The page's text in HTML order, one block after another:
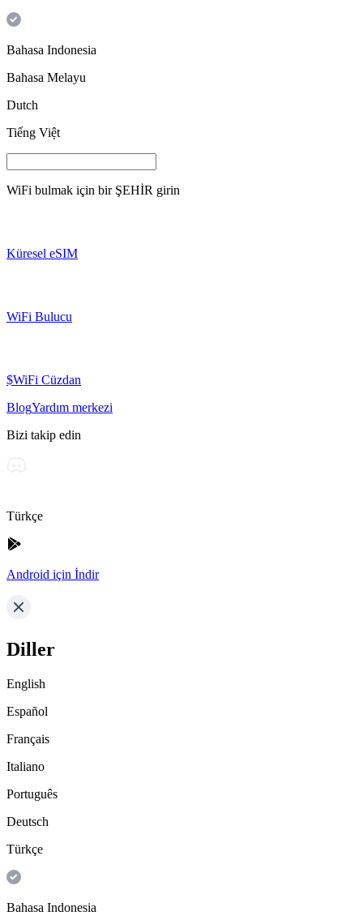
Bahasa Indonesia
Bahasa Melayu
Dutch
Tiếng Việt
WiFi bulmak için bir ŞEHİR girin
Küresel eSIM
WiFi Bulucu
$WiFi Cüzdan
BlogYardım merkezi
Bizi takip edin
Türkçe
Android için İndir
Diller
English
Español
Français
Italiano
Português
Deutsch
Türkçe
Bahasa Indonesia